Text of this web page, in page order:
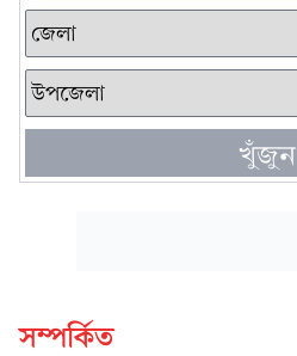
খুঁজুন
সম্পর্কিত